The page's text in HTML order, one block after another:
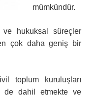
mümkündür.
hukuksal süreçler
çok daha geniş bir
toplum kuruluşları
de dahil etmekte ve